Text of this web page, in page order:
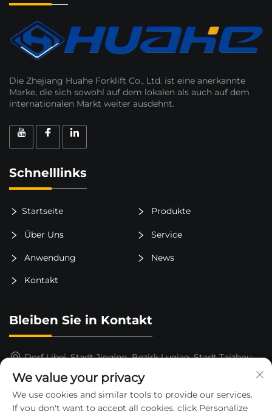
Die Zhejiang Huahe Forklift Co., Ltd. ist eine anerkannte
Marke, die sich sowohl auf dem lokalen als auch auf dem
internationalen Markt weiter ausdehnt.
Schnelllinks
Startseite Produkte
Über Uns Service
Anwendung News
Kontakt
Bleiben Sie in Kontakt
Dorf Libei, Stadt Jinqing, Bezirk Luqiao, Stadt Taizhou,
15325652000
We value your privacy
We use cookies and similar tools to provide our services.
If you don't want to accept all cookies, click Personalize